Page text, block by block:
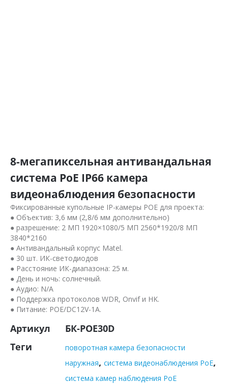
8-мегапиксельная антивандальная
система PoE IP66 камера
видеонаблюдения безопасности
Фиксированные купольные IP-камеры POE для проекта:
● Объектив: 3,6 мм (2,8/6 мм дополнительно)
● разрешение: 2 МП 1920×1080/5 МП 2560*1920/8 МП
3840*2160
● Антивандальный корпус Matel.
● 30 шт. ИК-светодиодов
● Расстояние ИК-диапазона: 25 м.
● День и ночь: солнечный.
● Аудио: N/A
● Поддержка протоколов WDR, Onvif и HK.
● Питание: POE/DC12V-1A.
Артикул
БК-POE30D
Теги
поворотная камера безопасности
наружная, система видеонаблюдения PoE,
система камер наблюдения PoE